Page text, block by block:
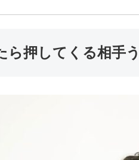
ら押してくる相手